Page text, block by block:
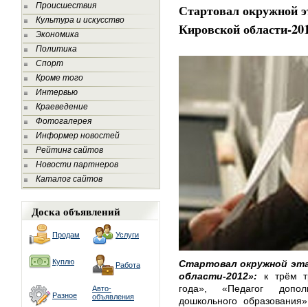
Происшествия
Культура и искусство
Экономика
Политика
Спорт
Кроме того
Интервью
Краеведение
Фотогалерея
Информер новостей
Рейтинг сайтов
Новости партнеров
Каталог сайтов
Доска объявлений
Продам Услуги
Куплю Работа
Разное
Авто-
объявления
Стартовал окружной
Кировской области-
Стартовал окружной
области-2012»: к трём
года», «Педагог
дошкольного